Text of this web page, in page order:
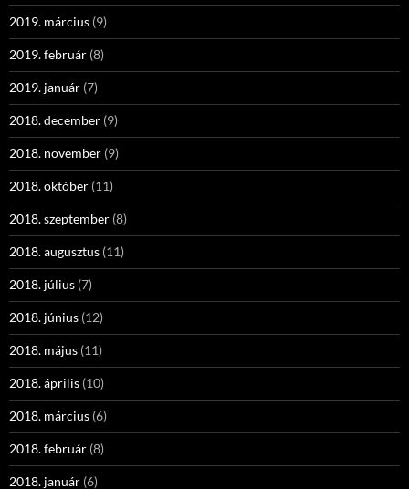
2019. március (9)
2019. február (8)
2019. január (7)
2018. december (9)
2018. november (9)
2018. október (11)
2018. szeptember (8)
2018. augusztus (11)
2018. július (7)
2018. június (12)
2018. május (11)
2018. április (10)
2018. március (6)
2018. február (8)
2018. január (6)